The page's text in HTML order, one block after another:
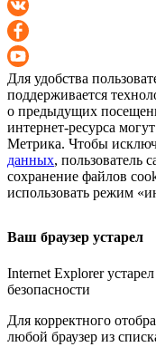
Для удобства
поддерживается
о предыдущих
интернет-ресурса
Метрика. Чтобы
данных, пользователь
сохранение файлов
использовать режим
Ваш браузер устарел
Internet Explorer
безопасности
Для корректного
любой браузер из